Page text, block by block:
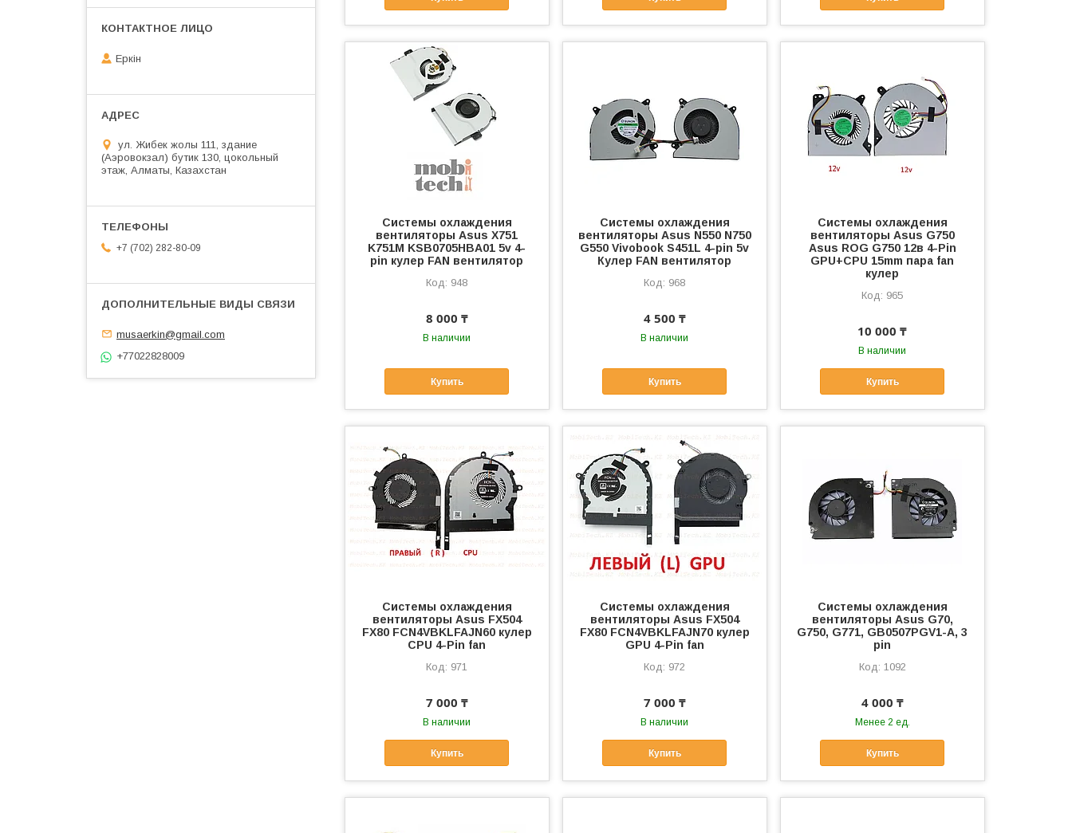
Системы охлаждения
вентиляторы Asus X751
K751M KSB0705HBA01 5v 4-
pin кулер FAN вентилятор
948
8 000 ₸
В наличии
Купить
Системы охлаждения
вентиляторы Asus N550 N750
G550 Vivobook S451L 4-pin 5v
Кулер FAN вентилятор
968
4 500 ₸
В наличии
Купить
Системы охлаждения
вентиляторы Asus G750
Asus ROG G750 12в 4-Pin
GPU+CPU 15mm пара fan
кулер
965
10 000 ₸
В наличии
Купить
Системы охлаждения
вентиляторы Asus FX504
FX80 FCN4VBKLFAJN60 кулер
CPU 4-Pin fan
971
7 000 ₸
В наличии
Купить
Системы охлаждения
вентиляторы Asus FX504
FX80 FCN4VBKLFAJN70 кулер
GPU 4-Pin fan
972
7 000 ₸
В наличии
Купить
Системы охлаждения
вентиляторы Asus G70,
G750, G771, GB0507PGV1-A, 3
pin
1092
4 000 ₸
Менее 2 ед.
Купить
Еркін
ул. Жибек жолы 111, здание
(Аэровокзал) бутик 130, цокольный
этаж, Алматы, Казахстан
+7 (702) 282-80-09
musaerkin@gmail.com
+77022828009